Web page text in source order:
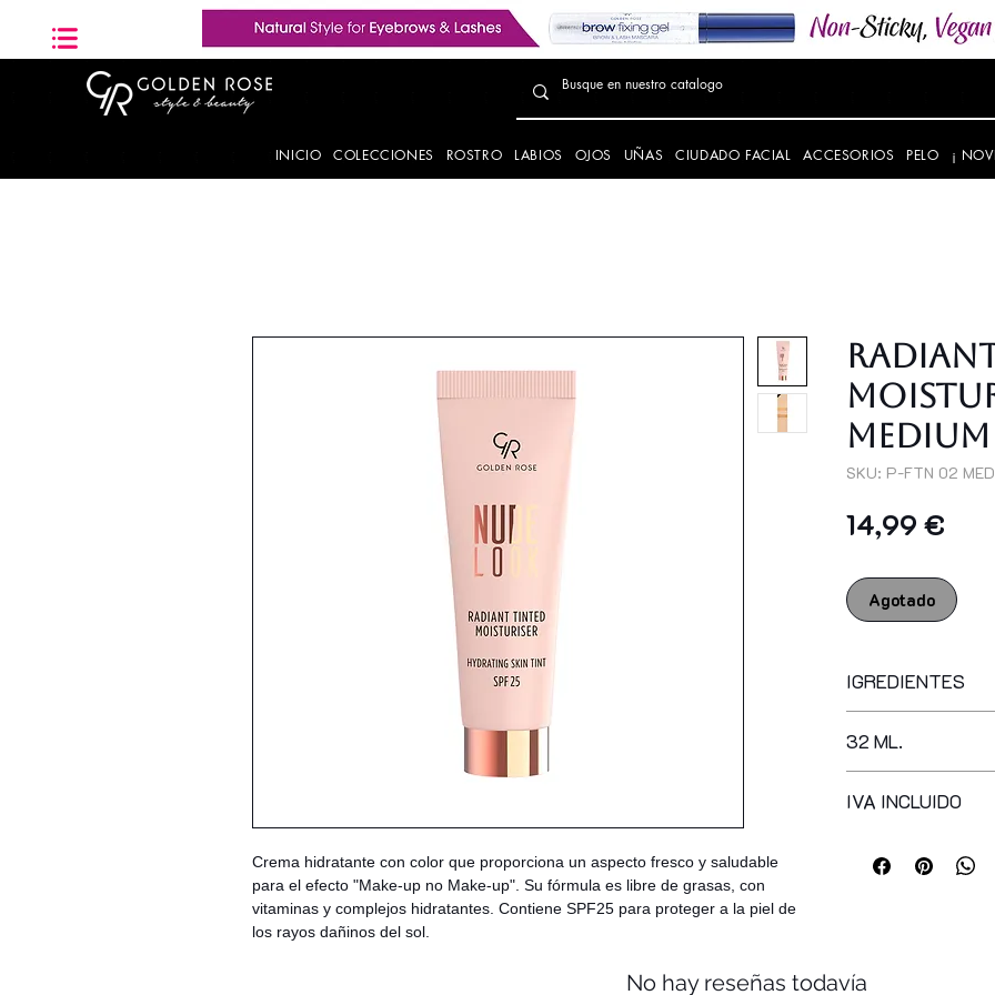
INICIO COLECCIONES ROSTRO LABIOS OJOS UÑAS CIUDADO FACIAL ACCESORIOS PELO ¡
Crema hidratante con color que proporciona un aspecto fresco y saludable
para el efecto "Make-up no Make-up". Su fórmula es libre de grasas, con
vitaminas y complejos hidratantes. Contiene SPF25 para proteger a la piel de
los rayos dañinos del sol.
SKU: P-FTN 02
14,99 €
Agotado
IGREDIENTES
methicone,
peg-9
sulfate,
32 ML.
IVA INCLUIDO
No hay reseñas todavía